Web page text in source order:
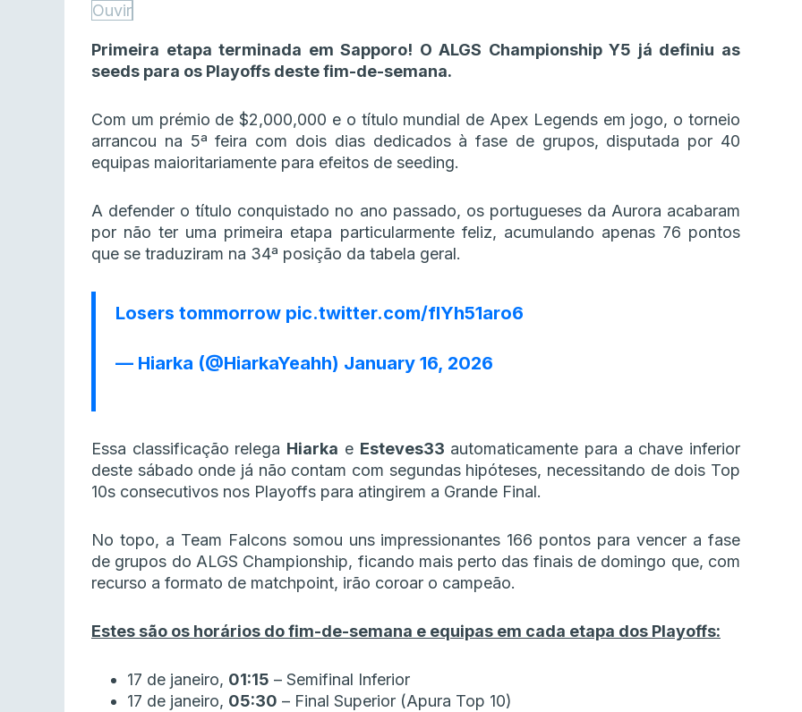
Ouvir
Primeira etapa terminada em Sapporo! O ALGS Championship Y5 já definiu as
seeds para os Playoffs deste fim-de-semana.
Com um prémio de $2,000,000 e o título mundial de Apex Legends em jogo, o torneio
arrancou na 5ª feira com dois dias dedicados à fase de grupos, disputada por 40
equipas maioritariamente para efeitos de seeding.
A defender o título conquistado no ano passado, os portugueses da Aurora acabaram
por não ter uma primeira etapa particularmente feliz, acumulando apenas 76 pontos
que se traduziram na 34ª posição da tabela geral.
Losers tommorrow pic.twitter.com/fIYh51aro6
— Hiarka (@HiarkaYeahh) January 16, 2026
Essa classificação relega Hiarka e Esteves33 automaticamente para a chave inferior
deste sábado onde já não contam com segundas hipóteses, necessitando de dois Top
10s consecutivos nos Playoffs para atingirem a Grande Final.
No topo, a Team Falcons somou uns impressionantes 166 pontos para vencer a fase
de grupos do ALGS Championship, ficando mais perto das finais de domingo que, com
recurso a formato de matchpoint, irão coroar o campeão.
Estes são os horários do fim-de-semana e equipas em cada etapa dos Playoffs:
17 de janeiro, 01:15 – Semifinal Inferior
17 de janeiro, 05:30 – Final Superior (Apura Top 10)